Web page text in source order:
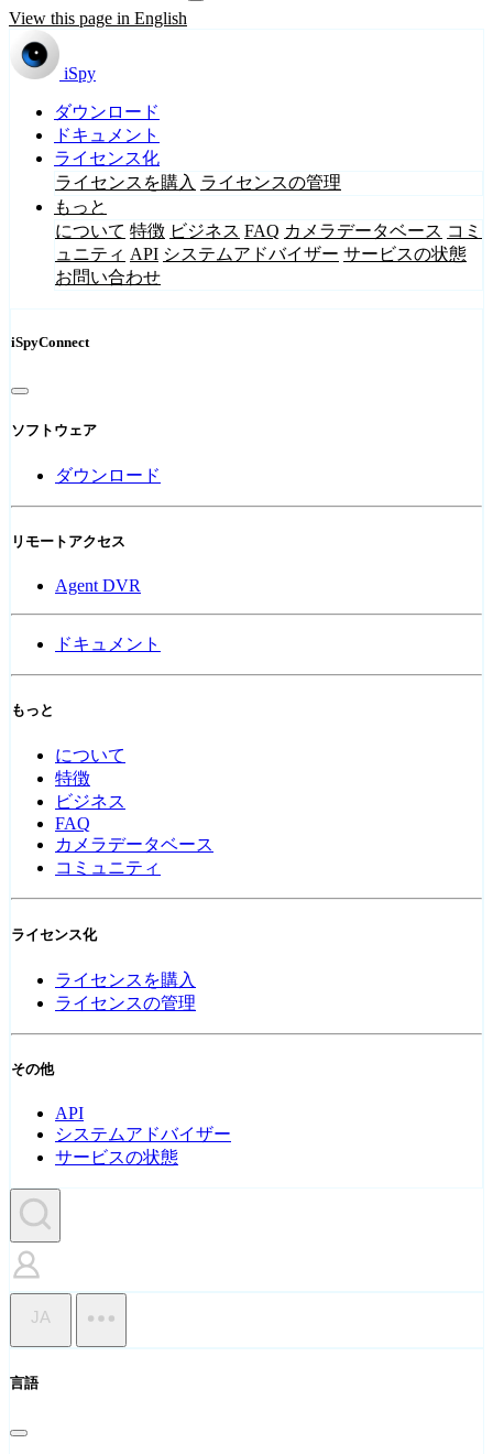
View this page in English
iSpy
ダウンロード
ドキュメント
ライセンス化
ライセンスを購入 ライセンスの管理
もっと
について 特徴 ビジネス FAQ カメラデータベース コミ
ュニティ API システムアドバイザー サービスの状態
お問い合わせ
iSpyConnect
ソフトウェア
ダウンロード
リモートアクセス
Agent DVR
ドキュメント
もっと
について
特徴
ビジネス
FAQ
カメラデータベース
コミュニティ
ライセンス化
ライセンスを購入
ライセンスの管理
その他
API
システムアドバイザー
サービスの状態
JA
言語